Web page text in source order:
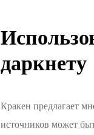
даркнету
Кракен предлагает
источников может